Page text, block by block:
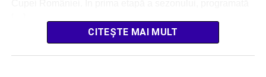
CITEȘTE MAI MULT